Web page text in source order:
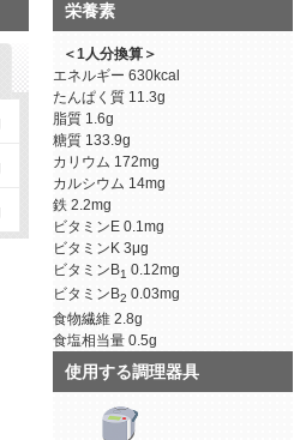
栄養素
＜1人分換算＞
エネルギー 630kcal
たんぱく質 11.3g
脂質 1.6g
糖質 133.9g
カリウム 172mg
カルシウム 14mg
鉄 2.2mg
ビタミンE 0.1mg
ビタミンK 3μg
ビタミンB1 0.12mg
ビタミンB2 0.03mg
食物繊維 2.8g
食塩相当量 0.5g
使用する調理器具